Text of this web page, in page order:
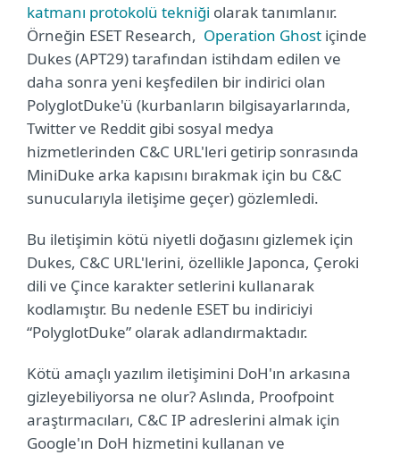
katmanı protokolü tekniği olarak tanımlanır.
Örneğin ESET Research, Operation Ghost içinde
Dukes (APT29) tarafından istihdam edilen ve
daha sonra yeni keşfedilen bir indirici olan
PolyglotDuke'ü (kurbanların bilgisayarlarında,
Twitter ve Reddit gibi sosyal medya
hizmetlerinden C&C URL'leri getirip sonrasında
MiniDuke arka kapısını bırakmak için bu C&C
sunucularıyla iletişime geçer) gözlemledi.
Bu iletişimin kötü niyetli doğasını gizlemek için
Dukes, C&C URL'lerini, özellikle Japonca, Çeroki
dili ve Çince karakter setlerini kullanarak
kodlamıştır. Bu nedenle ESET bu indiriciyi
“PolyglotDuke” olarak adlandırmaktadır.
Kötü amaçlı yazılım iletişimini DoH'ın arkasına
gizleyebiliyorsa ne olur? Aslında, Proofpoint
araştırmacıları, C&C IP adreslerini almak için
Google'ın DoH hizmetini kullanan ve